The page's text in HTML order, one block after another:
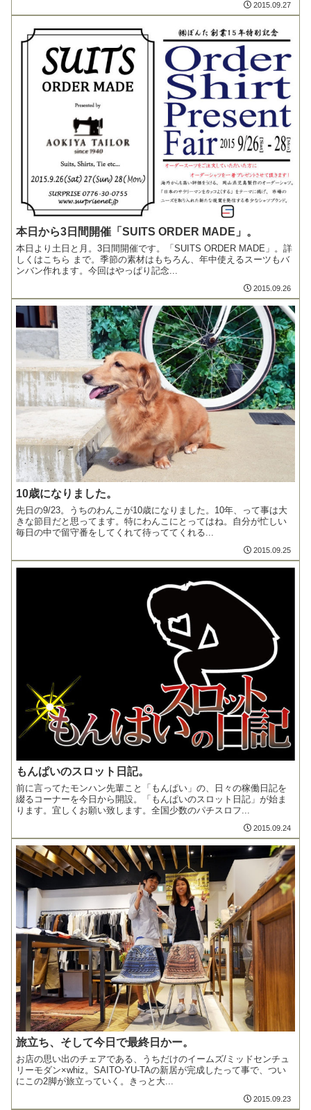
2015.09.27
本日から3日間開催「SUITS ORDER MADE」。
本日より土日と月。3日間開催です。「SUITS ORDER MADE」。詳
しくはこちら まで。季節の素材はもちろん、年中使えるスーツもバ
ンバン作れます。今回はやっぱり記念...
2015.09.26
10歳になりました。
先日の9/23。うちのわんこが10歳になりました。10年、って事は大
きな節目だと思ってます。特にわんこにとってはね。自分が忙しい
毎日の中で留守番をしてくれて待っててくれる...
2015.09.25
もんぱいのスロット日記。
前に言ってたモンハン先輩こと「もんぱい」の、日々の稼働日記を
綴るコーナーを今日から開設。「もんぱいのスロット日記」が始ま
ります。宜しくお願い致します。全国少数のパチスロフ...
2015.09.24
旅立ち、そして今日で最終日かー。
お店の思い出のチェアである、うちだけのイームズ/ミッドセンチュ
リーモダン×whiz。SAITO-YU-TAの新居が完成したって事で、つい
にこの2脚が旅立っていく。きっと大...
2015.09.23